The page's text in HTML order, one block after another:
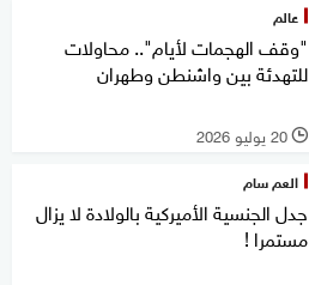
عالم
"وقف الهجمات لأيام".. محاولات
للتهدئة بين واشنطن وطهران
l 20 يوليو 2026
العم سام
جدل الجنسية الأميركية بالولادة لا يزال
مستمرا !